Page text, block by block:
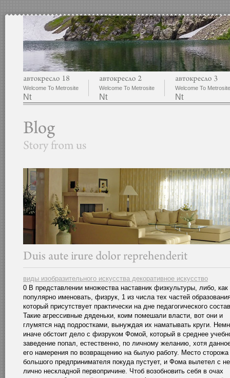
Welcome To Metrosite
Nt
Welcome To Metrosite
Nt
Welcome To Metrosite
Nt
виды изобразительного искусства декоративное искусство
0 В представлении множества наставник физкультуры, либо, как
популярно именовать, физрук, 1 из числа тех частей
который присутствует практически на дне педагогического
Такие агрессивные дяденьки, коим помешали власти, вот они и
глумятся над подростками, вынуждая их наматывать круги.
иначе обстоит дело с физруком Фомой, который в среднее
заведение попал, естественно, по личному желанию, хотя
его намерения по возвращению на былую работу. Место сторожа
большого предпринимателя покуда пустует, и Фома вылетел с
лично нескладной первопричине. Чтоб возобновить себя в очах